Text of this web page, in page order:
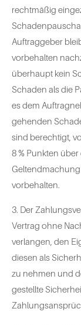
rechtmäßig
Auftraggeber
vorbehalten
überhaupt kein
Schaden als die
es dem
gehenden
sind berechtigt,
8 % Punkten
vorbehalten.
3. Der
Vertrag ohne
verlangen, den
diesen als
zu nehmen und
gestellte